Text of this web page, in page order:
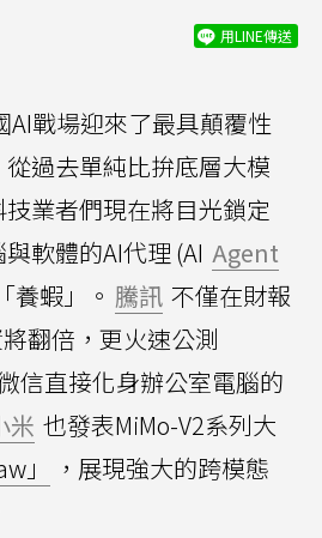
用LINE傳送
AI戰場迎來了最具顛覆性
過去單純比拚底層大模
業者們現在將目光鎖定
軟體的AI代理 (AI Agent
蝦」。 騰訊 不僅在財報
翻倍，更火速公測
信直接化身辦公室電腦的
米 也發表MiMo-V2系列大
」
，展現強大的跨模態